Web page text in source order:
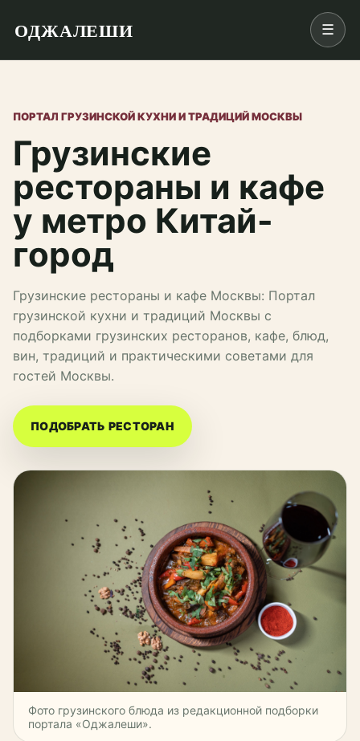
ОДЖАЛЕШИ ☰
ПОРТАЛ ГРУЗИНСКОЙ КУХНИ И ТРАДИЦИЙ МОСКВЫ
Грузинские
рестораны и кафе
у метро Китай-
город
Грузинские рестораны и кафе Москвы: Портал
грузинской кухни и традиций Москвы с
подборками грузинских ресторанов, кафе, блюд,
вин, традиций и практическими советами для
гостей Москвы.
ПОДОБРАТЬ РЕСТОРАН
Фото грузинского блюда из редакционной подборки
портала «Оджалеши».